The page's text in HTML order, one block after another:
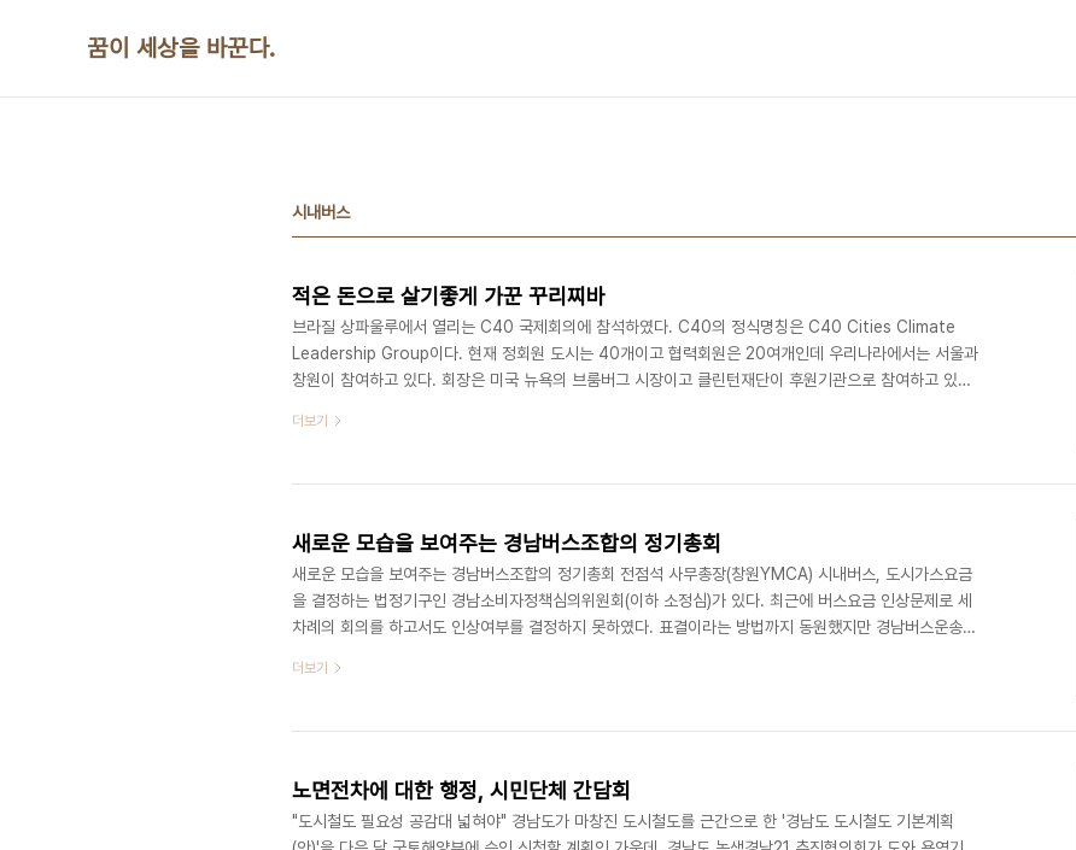
꿈이 세상을 바꾼다.
시내버스
적은 돈으로 살기좋게 가꾼 꾸리찌바
브라질 상파울루에서 열리는 C40 국제회의에 참석하였다. C40의 정식명칭은 C40 Cities Climate
Leadership Group이다. 현재 정회원 도시는 40개이고 협력회원은 20여개인데 우리나라에서는 서울과
창원이 참여하고 있다. 회장은 미국 뉴욕의 브룸버그 시장이고 클린턴재단이 후원기관으로 참여하고 있다.
사례발표가 있었다. 창원에서 발표한 공용자전거 누비자와 서울에서 발표한 시내버스급행시스템에 대하여
있다. 국제사회에서 인정받을 정도로 특정분야에서 모범사례를 만들어내는 것도 쉽지 않은..
더보기
새로운 모습을 보여주는 경남버스조합의 정기총회
새로운 모습을 보여주는 경남버스조합의 정기총회 전점석 사무총장(창원YMCA) 시내버스, 도시가스요금
을 결정하는 법정기구인 경남소비자정책심의위원회(이하 소정심)가 있다. 최근에 버스요금 인상문제로 세
차례의 회의를 하고서도 인상여부를 결정하지 못하였다. 표결이라는 방법까지 동원했지만 경남버스운송사
금인상이 필요하다는 담당부서의 의견을 존중해왔다. 물론 담당부서는 최선을 다하여 합리적인 대안을 제
문에 논란을 거듭하고 있다. 두 번째 소정심 회의를 마치고 난 후 도내 시내버스업체 대표와 도청 공무원들
더보기
노면전차에 대한 행정, 시민단체 간담회
"도시철도 필요성 공감대 넓혀야" 경남도가 마창진 도시철도를 근간으로 한 '경남도 도시철도 기본계획